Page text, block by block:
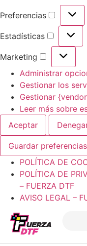
Preferencias
Estadísticas
Marketing
Administrar
Gestionar los
Gestionar
Leer más sobre
Aceptar
Guardar preferencias
POLÍTICA DE
POLÍTICA DE
– FUERZA DTF
AVISO LEGAL –